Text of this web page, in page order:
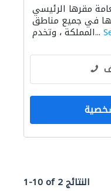
موردو مواد البناء
مقاولو كهرباء
مقرها الرئيسي
في جميع مناطق
المملكة ، وتخدم...
1-10 of 2 النتائج